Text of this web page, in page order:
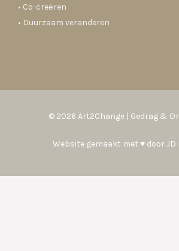
• Co-creëren
• Duurzaam veranderen
© 2026 Art2Change | Gedrag &
Website gemaakt met ♥ doorJD